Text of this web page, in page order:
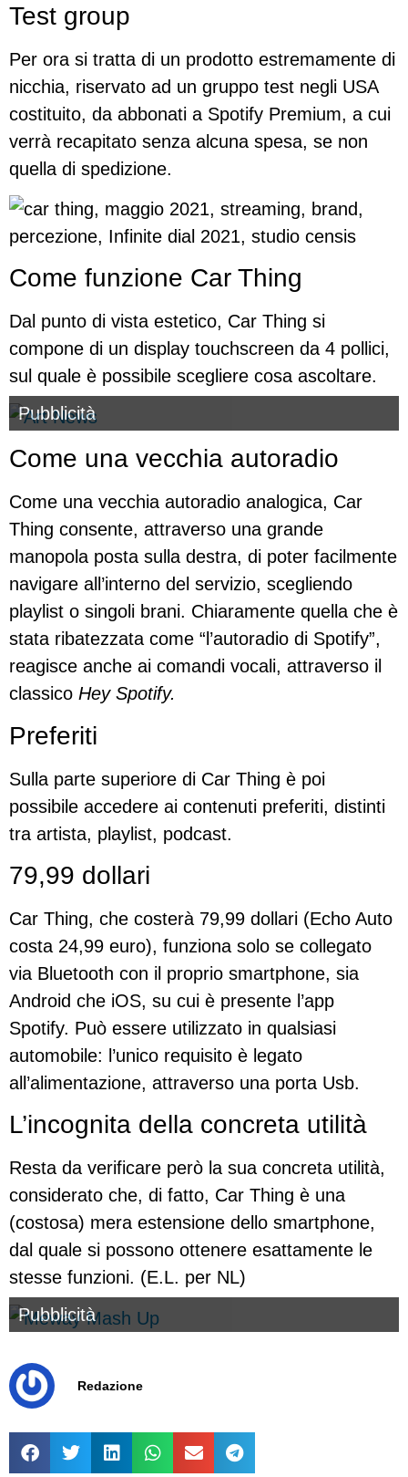
Test group
Per ora si tratta di un prodotto estremamente di
nicchia, riservato ad un gruppo test negli USA
costituito, da abbonati a Spotify Premium, a cui
verrà recapitato senza alcuna spesa, se non
quella di spedizione.
Come funzione Car Thing
Dal punto di vista estetico, Car Thing si
compone di un display touchscreen da 4 pollici,
sul quale è possibile scegliere cosa ascoltare.
Pubblicità
Come una vecchia autoradio
Come una vecchia autoradio analogica, Car
Thing consente, attraverso una grande
manopola posta sulla destra, di poter facilmente
navigare all’interno del servizio, scegliendo
playlist o singoli brani. Chiaramente quella che è
stata ribatezzata come “l’autoradio di Spotify”,
reagisce anche ai comandi vocali, attraverso il
classico Hey Spotify.
Preferiti
Sulla parte superiore di Car Thing è poi
possibile accedere ai contenuti preferiti, distinti
tra artista, playlist, podcast.
79,99 dollari
Car Thing, che costerà 79,99 dollari (Echo Auto
costa 24,99 euro), funziona solo se collegato
via Bluetooth con il proprio smartphone, sia
Android che iOS, su cui è presente l’app
Spotify. Può essere utilizzato in qualsiasi
automobile: l’unico requisito è legato
all’alimentazione, attraverso una porta Usb.
L’incognita della concreta utilità
Resta da verificare però la sua concreta utilità,
considerato che, di fatto, Car Thing è una
(costosa) mera estensione dello smartphone,
dal quale si possono ottenere esattamente le
stesse funzioni. (E.L. per NL)
Pubblicità
Redazione